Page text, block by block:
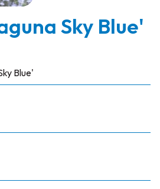
Sky Blue'
Blue'